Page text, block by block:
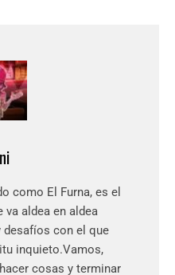
como El Furna, es el
aldea en aldea
desafíos con el que
inquieto.Vamos,
cosas y terminar